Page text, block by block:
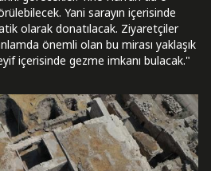
Yani sarayın içerisinde
olarak donatılacak. Ziyaretçiler
önemli olan bu mirası yaklaşık
içerisinde gezme imkanı bulacak."